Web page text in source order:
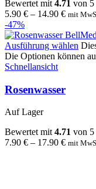
Bewertet mit 4.71 von 5
5.90 € – 14.90 € mit
-47%
Ausführung wählen
Die Optionen können
Schnellansicht
Rosenwasser
Auf Lager
Bewertet mit4.71 von 5
7.90 € – 17.90 € mit